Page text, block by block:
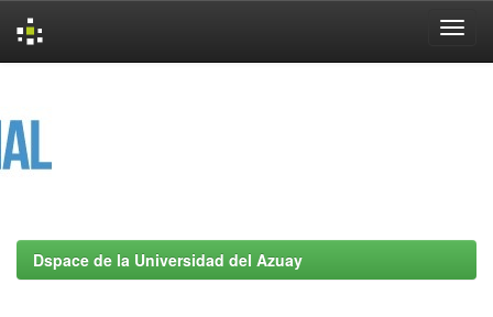
Dspace de la Universidad del Azuay